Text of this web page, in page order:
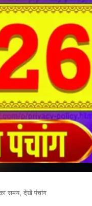
समय, देखें पंचांग